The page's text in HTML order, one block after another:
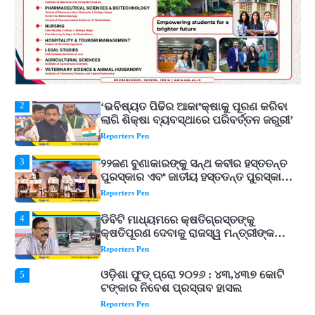
Reporters Pen
‘ଭବିଷ୍ୟତ ପିଢିର ଆକାଂକ୍ଷାକୁ ପୂରଣ କରିବା
ଲାଗି ଶିକ୍ଷା ବ୍ୟବସ୍ଥାରେ ପରିବର୍ତ୍ତନ ଜରୁରୀ’
Reporters Pen
3
୨୨ଜଣ ବୁଣାକାରଙ୍କୁ ସନ୍ଥ କବୀର ହସ୍ତତନ୍ତ
ପୁରସ୍କାର ଏବଂ ଜାତୀୟ ହସ୍ତତନ୍ତ ପୁରସ୍କାର
ପ୍ରଦାନ, ଓଡ଼ିଶାରୁ ୨ ଜଣଙ୍କୁ ମିଳିଲା
Reporters Pen
4
ଡିବିଟି ମାଧ୍ୟମରେ କ୍ଷତିଗ୍ରସ୍ତଙ୍କୁ
କ୍ଷତିପୂରଣ ଦେବାକୁ ରାଜସ୍ୱ ମନ୍ତ୍ରୀଙ୍କ
ନିର୍ଦ୍ଦେଶ
Reporters Pen
5
ଓଡ଼ିଶା ଫୁଡ୍ ପ୍ରୋ ୨୦୨୬ : ୪୩,୪୩୭ କୋଟି
ଟଙ୍କାର ନିବେଶ ପ୍ରସ୍ତାବ ହାସଲ
Reporters Pen
1
ଘରର ବାସ୍ତୁଦୋଷ ଦୂର କରିବ ଲିଲି ଫୁଲ!
Reporters Pen